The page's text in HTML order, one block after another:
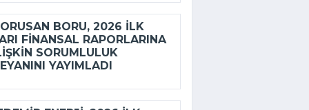
BORU, 2026 ILK
FINANSAL RAPORLARINA
SORUMLULUK
YAYIMLADI